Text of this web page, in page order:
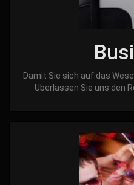
Damit Sie sich auf das
Überlassen Sie uns den